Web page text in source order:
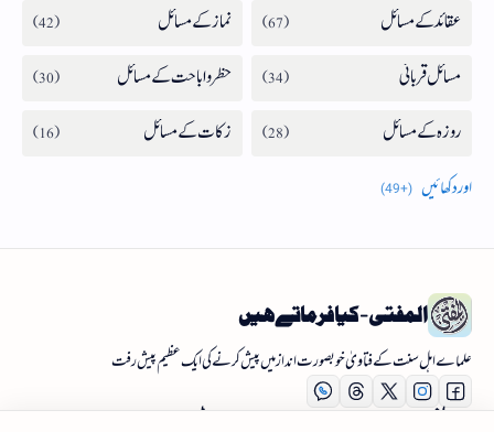
المفتی - کیا فرماتے ہیں
علماے اہل سنت کے فتاویٰ خوبصورت انداز میں پیش کرنے کی ایک عظیم پیش رفت